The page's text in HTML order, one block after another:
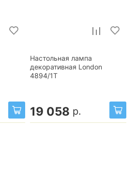
Настольная лампа
декоративная London
4894/1T
19 058 р.